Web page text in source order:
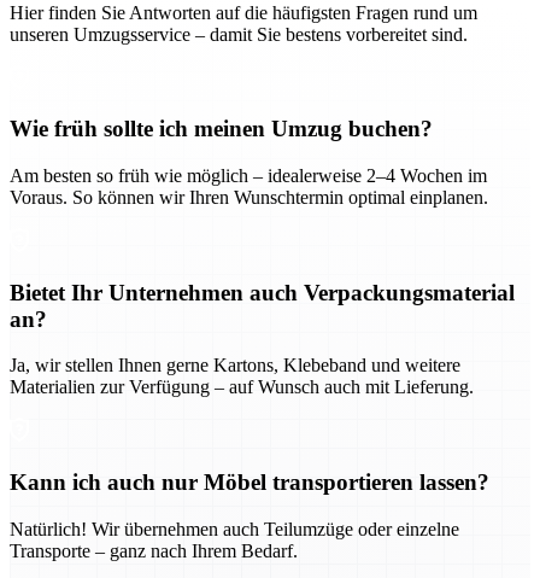
Hier finden Sie Antworten auf die häufigsten Fragen rund um
unseren Umzugsservice – damit Sie bestens vorbereitet sind.
Wie früh sollte ich meinen Umzug buchen?
Am besten so früh wie möglich – idealerweise 2–4 Wochen im
Voraus. So können wir Ihren Wunschtermin optimal einplanen.
Bietet Ihr Unternehmen auch Verpackungsmaterial
an?
Ja, wir stellen Ihnen gerne Kartons, Klebeband und weitere
Materialien zur Verfügung – auf Wunsch auch mit Lieferung.
Kann ich auch nur Möbel transportieren lassen?
Natürlich! Wir übernehmen auch Teilumzüge oder einzelne
Transporte – ganz nach Ihrem Bedarf.